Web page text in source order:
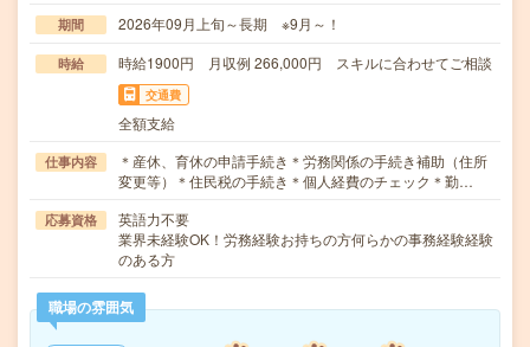
期間 2026年09月上旬～長期 ※9月～！
時給 時給1900円 月収例 266,000円 スキルに合わせてご相談
交通費
全額支給
仕事内容
＊産休、育休の申請手続き＊労務関係の手続き補助（住所
変更等）＊住民税の手続き＊個人経費のチェック＊勤…
応募資格
英語力不要
業界未経験OK！労務経験お持ちの方何らかの事務経験経験
のある方
職場の雰囲気